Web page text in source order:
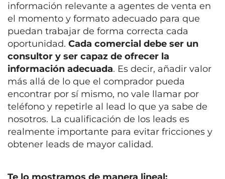
información relevante a agentes de venta en
el momento y formato adecuado para que
puedan trabajar de forma correcta cada
oportunidad. Cada comercial debe ser un
consultor y ser capaz de ofrecer la
información adecuada. Es decir, añadir valor
más allá de lo que el comprador pueda
encontrar por sí mismo, no vale llamar por
teléfono y repetirle al lead lo que ya sabe de
nosotros. La cualificación de los leads es
realmente importante para evitar fricciones y
obtener leads de mayor calidad.